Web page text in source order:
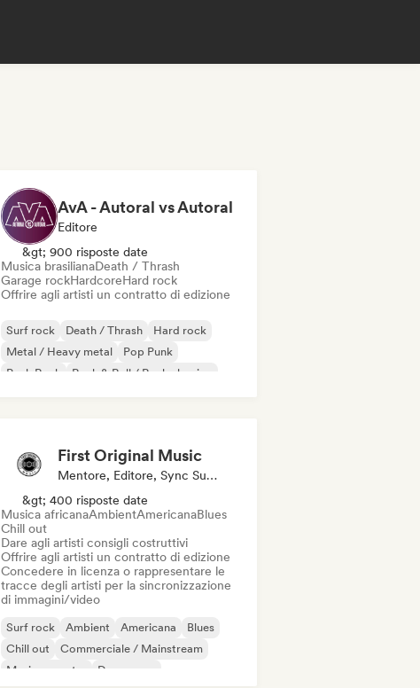
AvA - Autoral vs Autoral
Editore
&gt; 900 risposte date
Musica brasilianaDeath / Thrash
Garage rockHardcoreHard rock
Offrire agli artisti un contratto di edizione
Surf rock Death / Thrash
Hard rock
Metal / Heavy metal
Pop Punk
Punk Rock
Rock & Roll / Rock classico
First Original Music
Mentore, Editore, Sync Supervisor
&gt; 400 risposte date
Musica africanaAmbientAmericanaBlues
Chill out
Dare agli artisti consigli costruttivi
Offrire agli artisti un contratto di edizione
Concedere in licenza o rappresentare le
tracce degli artisti per la sincronizzazione
di immagini/video
Surf rock Ambient Americana
Blues
Chill out
Commerciale / Mainstream
Musica country
Dream pop